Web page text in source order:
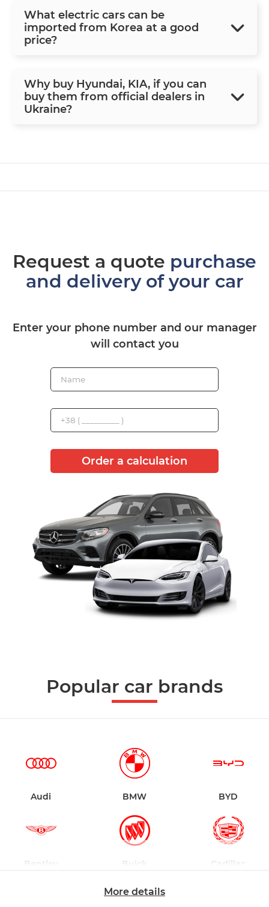
What electric cars can be
imported from Korea at a good
price?
Why buy Hyundai, KIA, if you can
buy them from official dealers in
Ukraine?
Request a quote purchase
and delivery of your car
Enter your phone number and our manager
will contact you
Order a calculation
Popular car brands
Audi BMW BYD
Bentley Buick Cadillac
More details